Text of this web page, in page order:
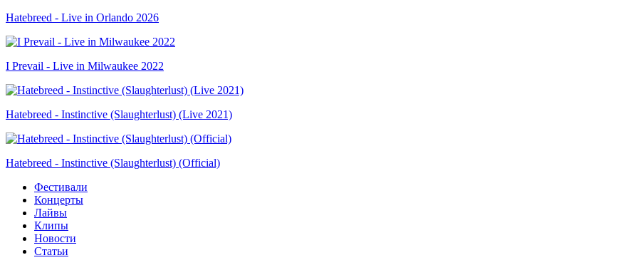
Hatebreed - Live in Orlando 2026
I Prevail - Live in Milwaukee 2022
Hatebreed - Instinctive (Slaughterlust) (Live 2021)
Hatebreed - Instinctive (Slaughterlust) (Official)
Фестивали
Концерты
Лайвы
Клипы
Новости
Статьи